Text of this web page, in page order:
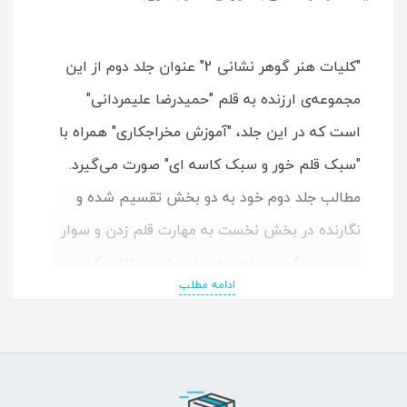
"کلیات هنر گوهر نشانی 2" عنوان جلد دوم از این
مجموعه‌ی ارزنده به قلم "حمیدرضا علیمردانی"
است که در این جلد، "آموزش مخراجکاری" همراه با
"سبک قلم خور و سبک کاسه ای" صورت می‌گیرد.
مطالب جلد دوم خود به دو بخش تقسیم شده و
نگارنده در بخش نخست به مهارت قلم زدن و سوار
تحت عنوان سبک قلم خور شناخته می‌شوند،
قسمت در نظر گرفته شده، هنرجو مطالب گوناگونی
را یاد می‌گیرد که گوشه در آوردن، راه به سبک‌های
ادامه مطلب